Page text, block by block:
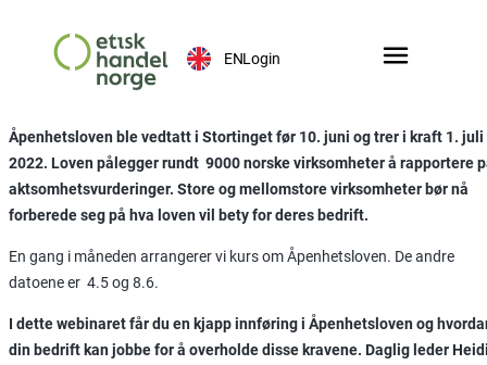
ENLogin
Åpenhetsloven ble vedtatt i Stortinget før 10. juni og trer i kraft 1. juli
2022. Loven pålegger rundt 9000 norske virksomheter å rapportere
aktsomhetsvurderinger. Store og mellomstore virksomheter bør nå
forberede seg på hva loven vil bety for deres bedrift.
En gang i måneden arrangerer vi kurs om Åpenhetsloven. De andre
datoene er 4.5 og 8.6.
I dette webinaret får du en kjapp innføring i Åpenhetslovenog
din bedrift kan jobbe for å overholde disse kravene. Daglig leder